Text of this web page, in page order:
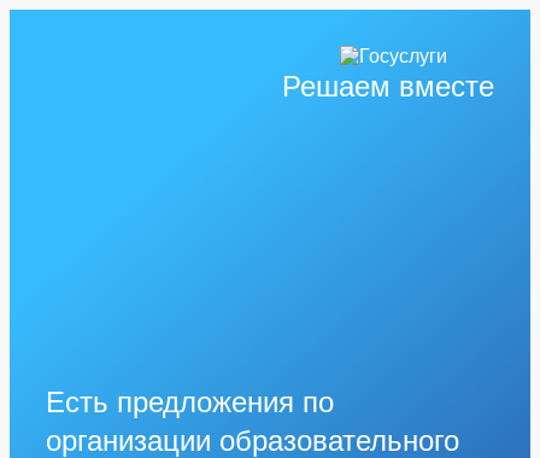
Решаем вместе
Есть предложения по
организации образовательного